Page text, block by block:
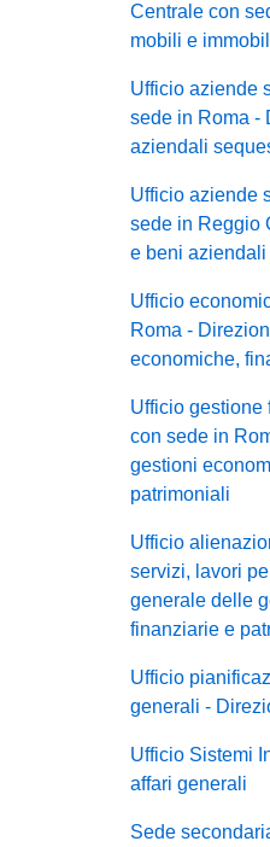
Centrale con
mobili e
Ufficio aziende
sede in Roma -
aziendali
Ufficio aziende
sede in Reggio
e beni
Ufficio
Roma -
economiche,
Ufficio gestione
con sede in
gestioni
patrimoniali
Ufficio
servizi, lavori
generale delle
finanziarie e
Ufficio
generali -
Ufficio Sistemi
affari generali
Sede